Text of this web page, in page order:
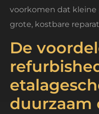
voorkomen dat
grote, kostbare
De
duurzaam